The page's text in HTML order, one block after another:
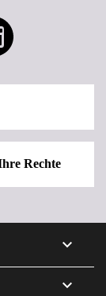
Rechte

